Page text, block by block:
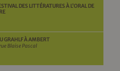
DES LITTÉRATURES À L’ORAL DE
GRAHLF À AMBERT
Blaise Pascal